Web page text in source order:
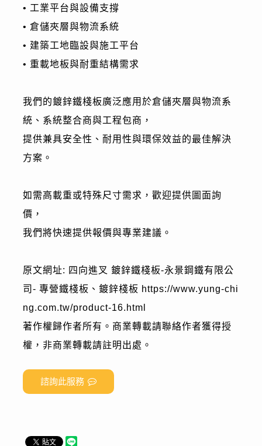
• 工業平台與設備支撐
• 倉儲夾層與物流系統
• 建築工地臨設與施工平台
• 重載地板與耐重結構需求
我們的鍍鋅鐵棧板廣泛應用於倉儲夾層與物流系
統、系統整合商與工程包商，
提供兼具安全性、耐用性與環保效益的最佳解決
方案。
如需高載重或特殊尺寸需求，歡迎提供圖面詢
價，
我們將快速提供報價與專業建議。
原文網址: 四向進叉 鍍鋅鐵棧板-永景鋼鐵有限公
司- 專營鐵棧板、鍍鋅棧板 https://www.yung-chi
ng.com.tw/product-16.html
著作權歸作者所有。商業轉載請聯絡作者獲得授
權，非商業轉載請註明出處。
諮詢此服務